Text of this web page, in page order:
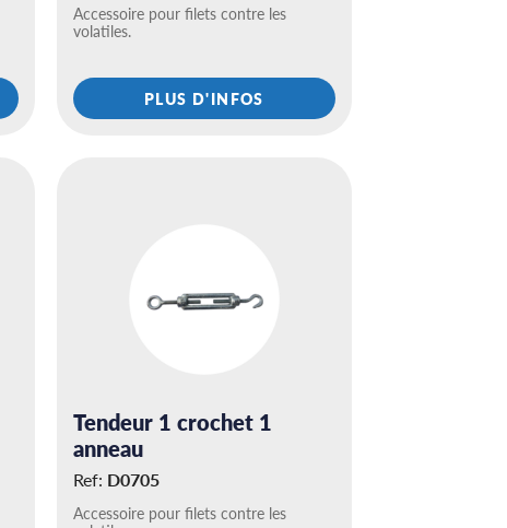
Accessoire pour filets contre les
volatiles.
PLUS D'INFOS
Tendeur 1 crochet 1
anneau
Ref: D0705
Accessoire pour filets contre les